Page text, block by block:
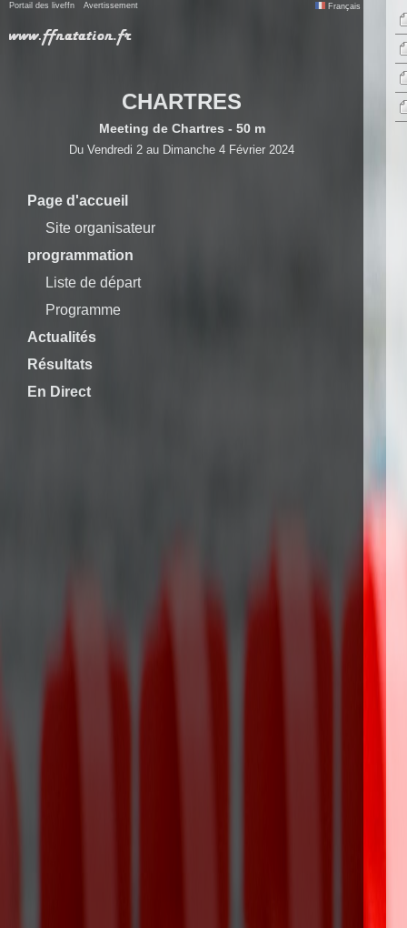
Portail des liveffn Avertissement Français
CHARTRES
Meeting de Chartres - 50 m
Du Vendredi 2 au Dimanche 4 Février 2024
Page d'accueil
Site organisateur
programmation
Liste de départ
Programme
Actualités
Résultats
En Direct